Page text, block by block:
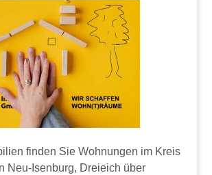
finden Sie Wohnungen im Kreis
Neu-Isenburg, Dreieich über